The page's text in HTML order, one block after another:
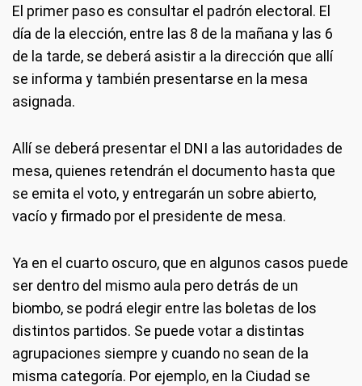
El primer paso es consultar el padrón electoral. El
día de la elección, entre las 8 de la mañana y las 6
de la tarde, se deberá asistir a la dirección que allí
se informa y también presentarse en la mesa
asignada.
Allí se deberá presentar el DNI a las autoridades de
mesa, quienes retendrán el documento hasta que
se emita el voto, y entregarán un sobre abierto,
vacío y firmado por el presidente de mesa.
Ya en el cuarto oscuro, que en algunos casos puede
ser dentro del mismo aula pero detrás de un
biombo, se podrá elegir entre las boletas de los
distintos partidos. Se puede votar a distintas
agrupaciones siempre y cuando no sean de la
misma categoría. Por ejemplo, en la Ciudad se